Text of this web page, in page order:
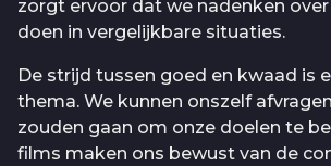
zorgt ervoor dat we nadenken
doen in vergelijkbare situaties.
De strijd tussen goed en kwaad is
thema. We kunnen onszelf
zouden gaan om onze doelen te
films maken ons bewust van de